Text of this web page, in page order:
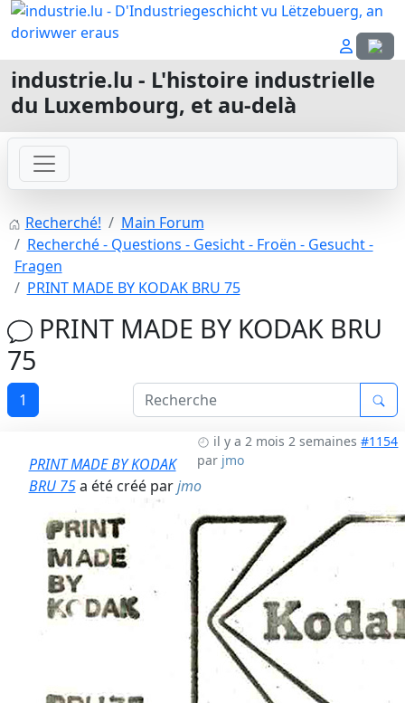
industrie.lu - L'histoire industrielle
du Luxembourg, et au-delà
Recherché!
Main Forum
Recherché - Questions - Gesicht - Froën - Gesucht -
Fragen
PRINT MADE BY KODAK BRU 75
PRINT MADE BY KODAK BRU
75
1
il y a 2 mois 2 semaines #1154
par jmo
PRINT MADE BY KODAK
BRU 75a été créé parjmo